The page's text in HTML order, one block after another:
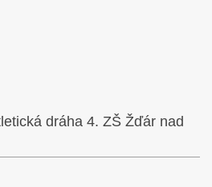
dráha 4. ZŠ Žďár nad